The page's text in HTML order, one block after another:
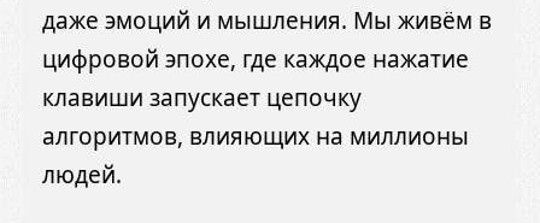
даже эмоций и мышления. Мы живём в
цифровой эпохе, где каждое нажатие
клавиши запускает цепочку
алгоритмов, влияющих на миллионы
людей.